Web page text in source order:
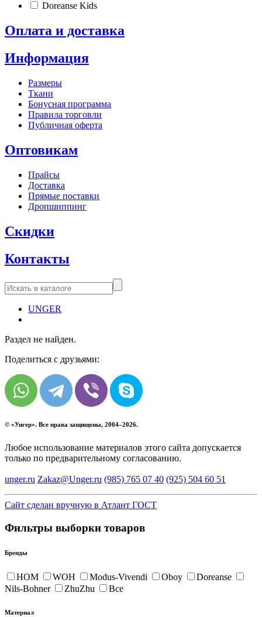
Doreanse Kids
Оплата и доставка
Информация
Размеры
Ткани
Бонусная программа
Правила торговли
Публичная оферта
Оптовикам
Прайсы
Доставка
Прямые поставки
Дропшиппинг
Скидки
Контакты
UNGER
Раздел не найден.
Поделиться с друзьями:
© «Унгер». Все права защищены, 2004–2026.
Любое использование материалов этого сайта допускается
только по предварительному согласованию.
unger.ru Zakaz@Unger.ru (985) 765 07 40 (925) 504 60 51
Сайт сделан вручную в Атлант ГОСТ
Фильтры выборки товаров
Бренды
HOM WOH Modus-Vivendi Oboy
Doreanse
Nils-Bohner
ZhuZhu Все
Материал